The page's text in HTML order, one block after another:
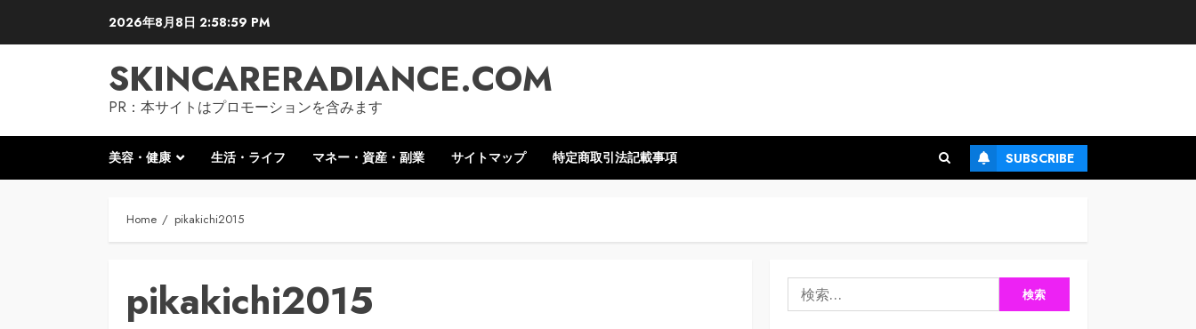
2026年8月8日 2:59:00 PM
SKINCARERADIANCE.COM
PR：本サイトはプロモーションを含みます
美容・健康 生活・ライフ マネー・資産・副業 サイトマップ 特定商取引法記載事項 SUBSCRIBE
Home pikakichi2015
pikakichi2015
検
索: